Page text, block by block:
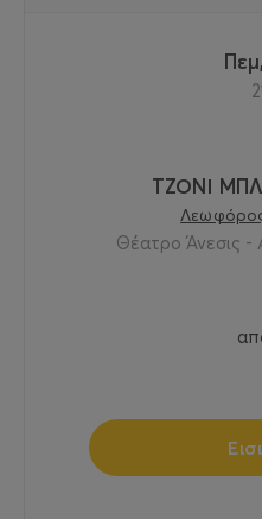
ΤΖΟΝΙ
Λεωφόρος
Θέατρο Άνεσις -